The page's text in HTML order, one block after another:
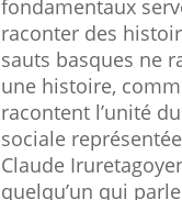
fondamentaux
raconter des
sauts basques ne
une histoire,
racontent l’unité
sociale
Claude
quelqu’un qui